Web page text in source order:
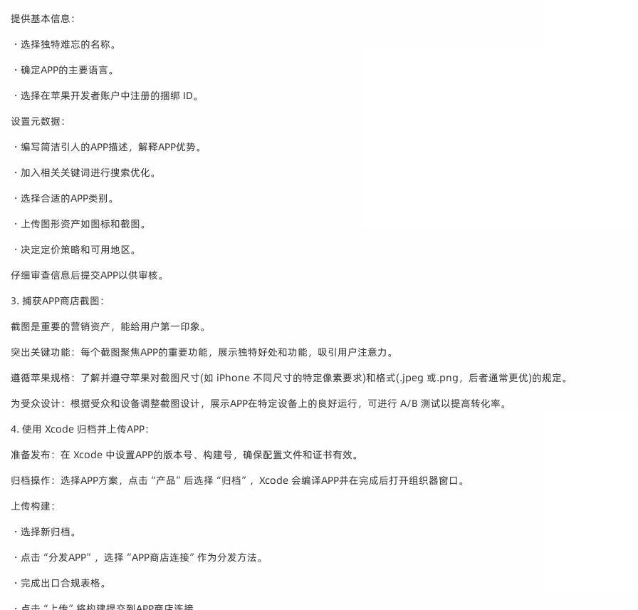
提供基本信息：
・选择独特难忘的名称。
・确定APP的主要语言。
・选择在苹果开发者账户中注册的捆绑 ID。
设置元数据：
・编写简洁引人的APP描述，解释APP优势。
・加入相关关键词进行搜索优化。
・选择合适的APP类别。
・上传图形资产如图标和截图。
・决定定价策略和可用地区。
仔细审查信息后提交APP以供审核。
3. 捕获APP商店截图：
截图是重要的营销资产，能给用户第一印象。
突出关键功能：每个截图聚焦APP的重要功能，展示独特好处和功能，吸引用户注意力。
遵循苹果规格：了解并遵守苹果对截图尺寸(如 iPhone 不同尺寸的特定像素要求)和格式(.jpeg 或.png，后者通常更优)的规定。
为受众设计：根据受众和设备调整截图设计，展示APP在特定设备上的良好运行，可进行 A/B 测试以提高转化率。
4. 使用 Xcode 归档并上传APP：
准备发布：在 Xcode 中设置APP的版本号、构建号，确保配置文件和证书有效。
归档操作：选择APP方案，点击“产品”后选择“归档”，Xcode 会编译APP并在完成后打开组织器窗口。
上传构建：
・选择新归档。
・点击“分发APP”，选择“APP商店连接”作为分发方法。
・完成出口合规表格。